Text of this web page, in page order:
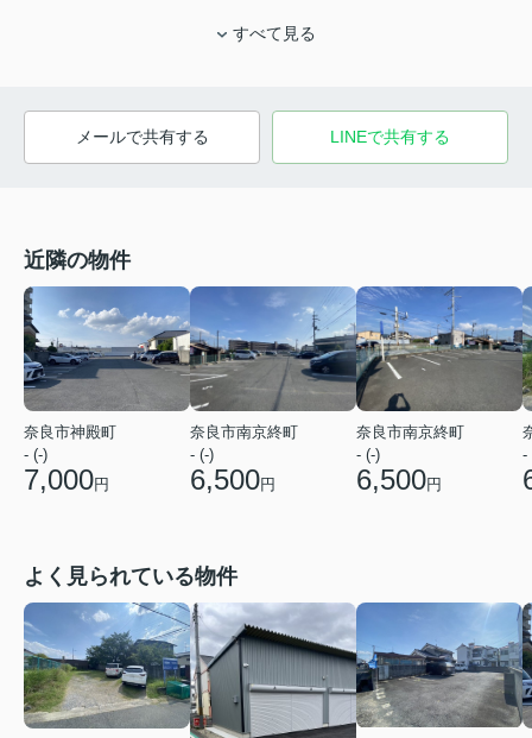
すべて見る
メールで共有する LINEで共有する
近隣の物件
奈良市神殿町
- (-)
7,000円
奈良市南京終町
- (-)
6,500円
奈良市南京終町
- (-)
6,500円
-
よく見られている物件